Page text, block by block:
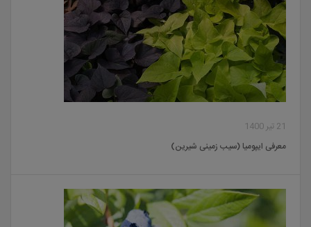
21 تیر 1400
معرفی ایپومیا (سیب زمینی شیرین)